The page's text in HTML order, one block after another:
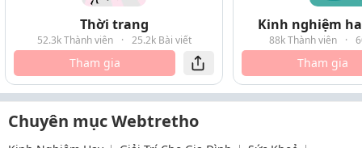
Thời trang
52.3k Thành viên · 25.2k Bài viết
Tham gia
Kinh nghiệm
88k Thành viên ·
Tham gia
Chuyên mục Webtretho